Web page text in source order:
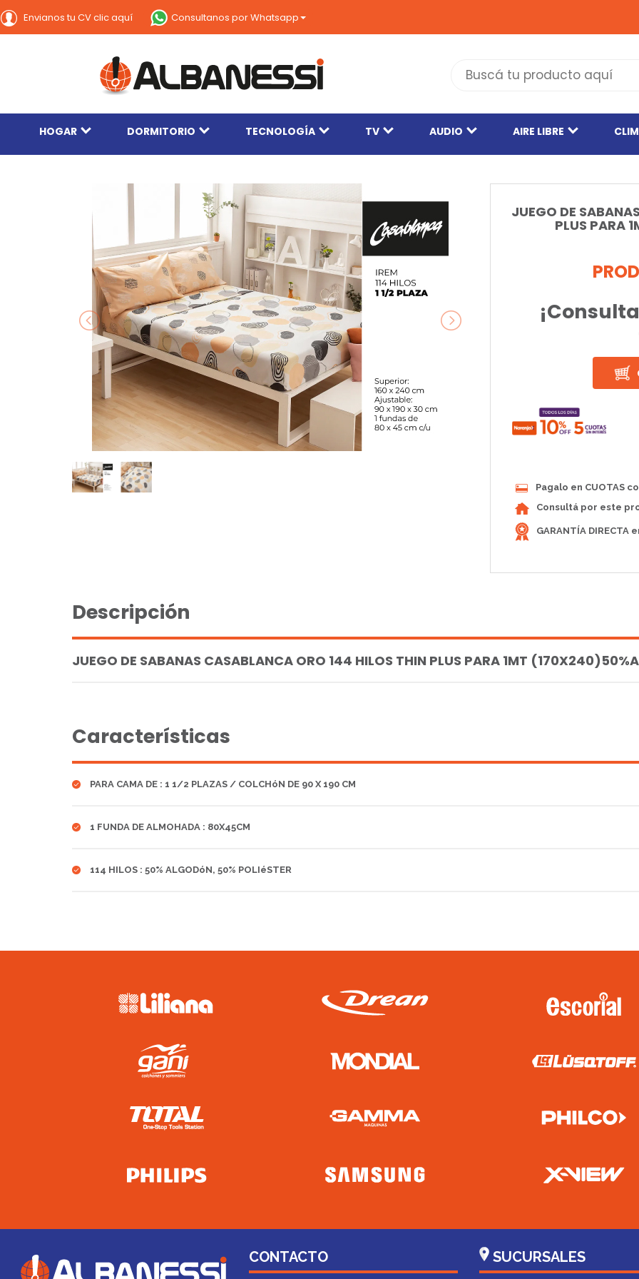
Envianos tu CV clic aquí Consultanos por Whatsapp
HOGAR DORMITORIO TECNOLOGÍA TV AUDIO AIRE LIBRE
JUEGO DE
PLUS PARA
Pagalo en CUOTAS
Consultá por este
GARANTÍA DIRECTA
Descripción
JUEGO DE SABANAS CASABLANCA ORO 144 HILOS THIN PLUS PARA 1MT
Características
PARA CAMA DE : 1 1/2 PLAZAS / COLCHóN DE 90 X 190 CM
1 FUNDA DE ALMOHADA : 80X45CM
114 HILOS : 50% ALGODóN, 50% POLIéSTER
CONTACTO SUCURSALES